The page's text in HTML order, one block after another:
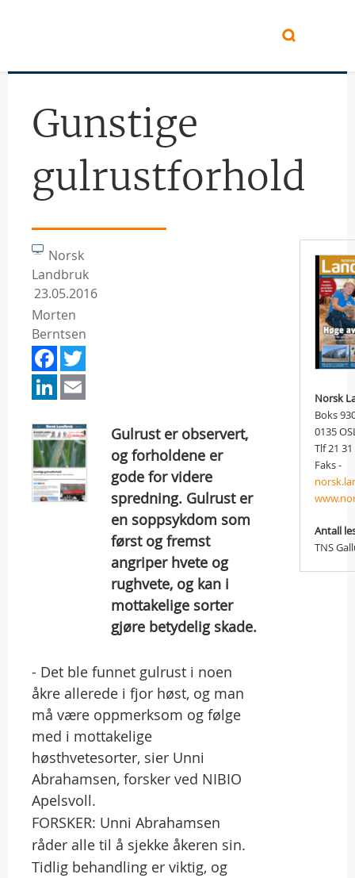
Gunstige
gulrustforhold
Norsk
Landbruk
23.05.2016
Morten
Berntsen
Facebook
LinkedIn
Gulrust er observert,
og forholdene er
gode for videre
spredning. Gulrust er
en soppsykdom som
først og fremst
angriper hvete og
rughvete, og kan i
mottakelige sorter
gjøre betydelig skade.
- Det ble funnet gulrust i noen
åkre allerede i fjor høst, og man
må være oppmerksom og følge
med i mottakelige
høsthvetesorter, sier Unni
Abrahamsen, forsker ved NIBIO
Apelsvoll.
FORSKER: Unni Abrahamsen
råder alle til å sjekke åkeren sin.
Tidlig behandling er viktig, og
Norsk
Boks
0135
Tlf 21
Faks -
Antall
TNS